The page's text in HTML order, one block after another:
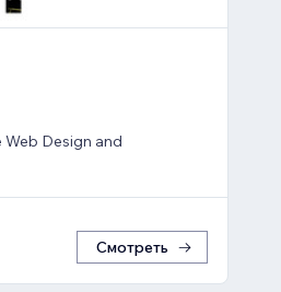
Web Design and
Смотреть